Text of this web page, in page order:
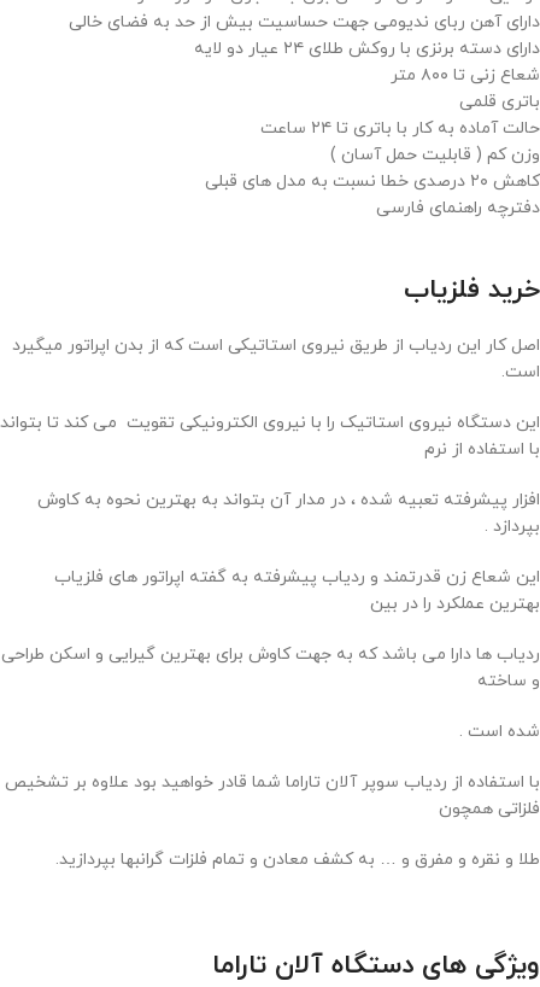
دارای آهن ربای ندیومی جهت حساسیت بیش از حد به فضای خالی
دارای دسته برنزی با روکش طلای ۲۴ عیار دو لایه
شعاع زنی تا ۸۰۰ متر
باتری قلمی
حالت آماده به کار با باتری تا ۲۴ ساعت
وزن کم ( قابلیت حمل آسان )
کاهش ۲۰ درصدی خطا نسبت به مدل های قبلی
دفترچه راهنمای فارسی
خرید فلزیاب
اصل کار این ردیاب از طریق نیروی استاتیکی است که از بدن اپراتور میگیرد
است.
این دستگاه نیروی استاتیک را با نیروی الکترونیکی تقویت می کند تا بتواند
با استفاده از نرم
افزار پیشرفته تعبیه شده ، در مدار آن بتواند به بهترین نحوه به کاوش
بپردازد .
این شعاع زن قدرتمند و ردیاب پیشرفته به گفته اپراتور های فلزیاب
بهترین عملکرد را در بین
ردیاب ها دارا می باشد که به جهت کاوش برای بهترین گیرایی و اسکن طراحی
و ساخته
شده است .
با استفاده از ردیاب سوپر آلان تاراما شما قادر خواهید بود علاوه بر تشخیص
فلزاتی همچون
طلا و نقره و مفرق و … به کشف معادن و تمام فلزات گرانبها بپردازید.
ویژگی های دستگاه آلان تاراما